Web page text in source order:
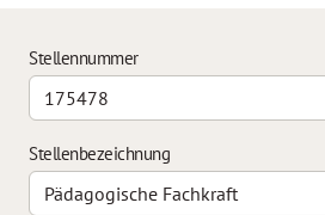
Stellennummer
Stellenbezeichnung